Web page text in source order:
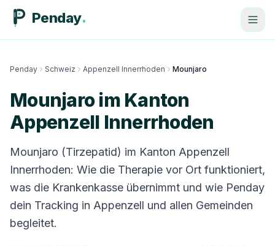
Penday
Penday Schweiz Appenzell Innerrhoden Mounjaro
Mounjaro im Kanton
Appenzell Innerrhoden
Mounjaro (Tirzepatid) im Kanton Appenzell
Innerrhoden: Wie die Therapie vor Ort funktioniert,
was die Krankenkasse übernimmt und wie Penday
dein Tracking in Appenzell und allen Gemeinden
begleitet.